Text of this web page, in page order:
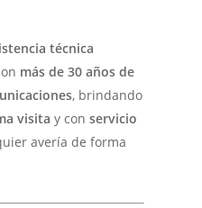
técnica
más de 30 años de
, brindando
visita y conservicio
avería de forma